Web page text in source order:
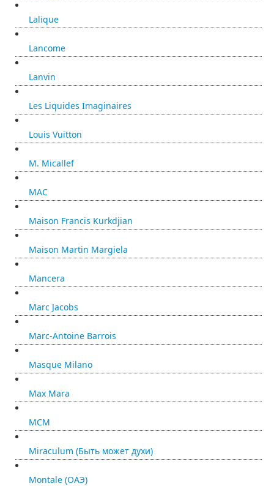
Lalique
Lancome
Lanvin
Les Liquides Imaginaires
Louis Vuitton
M. Micallef
MAC
Maison Francis Kurkdjian
Maison Martin Margiela
Mancera
Marc Jacobs
Marc-Antoine Barrois
Masque Milano
Max Mara
MCM
Miraculum (Быть может духи)
Montale (ОАЭ)